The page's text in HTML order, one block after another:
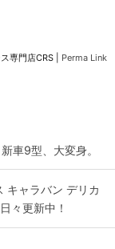
専門店CRS Perma Link
車9型、大変身。
キャラバン デリカ
々更新中！